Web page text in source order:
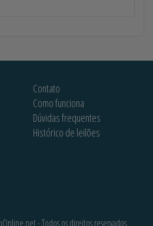
Contato
Como funciona
Dúvidas frequentes
Histórico de leilões
- Todos os direitos reservados.